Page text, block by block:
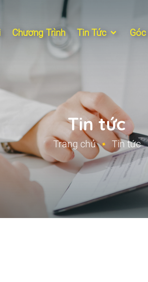
Chương Trình Tin Tức
Tin tức
Trang chủ Tin tức